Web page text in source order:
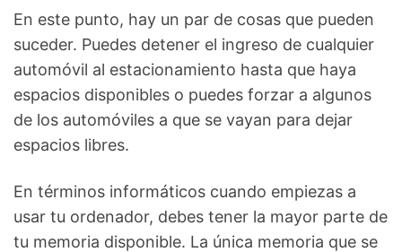
En este punto, hay un par de cosas que pueden
suceder. Puedes detener el ingreso de cualquier
automóvil al estacionamiento hasta que haya
espacios disponibles o puedes forzar a algunos
de los automóviles a que se vayan para dejar
espacios libres.
En términos informáticos cuando empiezas a
usar tu ordenador, debes tener la mayor parte de
tu memoria disponible. La única memoria que se